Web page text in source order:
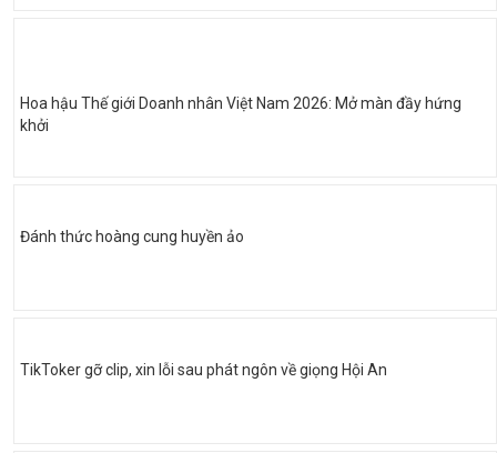
Hoa hậu Thế giới Doanh nhân Việt Nam 2026: Mở màn đầy hứng
khởi
Đánh thức hoàng cung huyền ảo
TikToker gỡ clip, xin lỗi sau phát ngôn về giọng Hội An